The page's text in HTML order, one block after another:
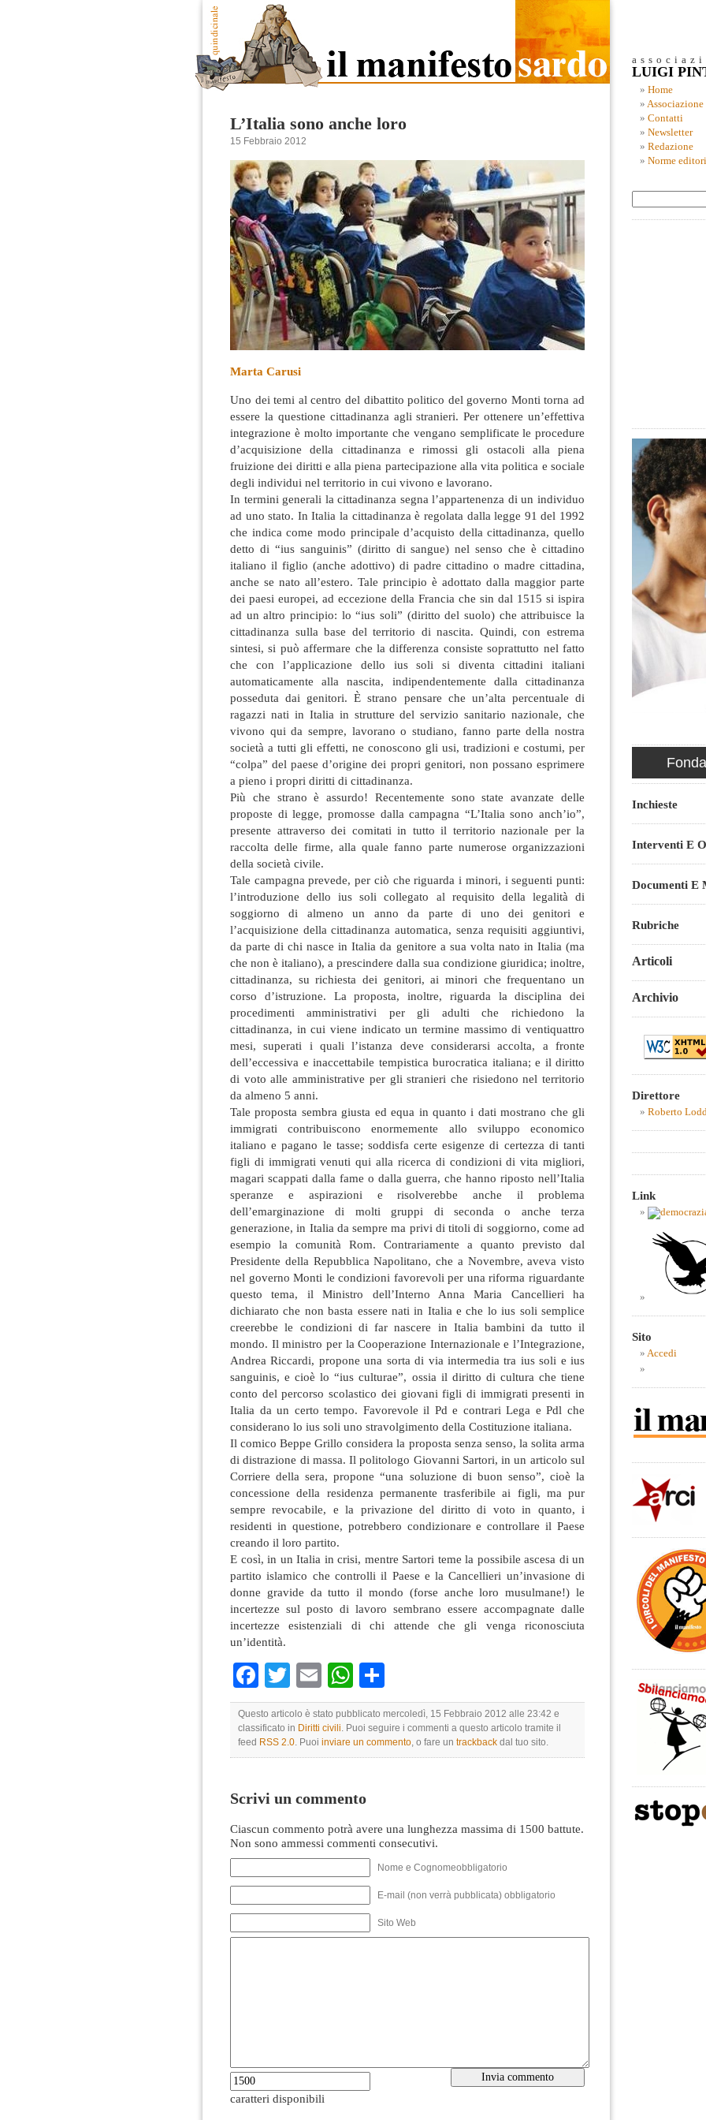
L’Italia sono anche loro
15 Febbraio 2012
Marta Carusi
Uno dei temi al centro del dibattito politico del governo Monti torna ad
essere la questione cittadinanza agli stranieri. Per ottenere un’effettiva
integrazione è molto importante che vengano semplificate le procedure
d’acquisizione della cittadinanza e rimossi gli ostacoli alla piena
fruizione dei diritti e alla piena partecipazione alla vita politica e sociale
degli individui nel territorio in cui vivono e lavorano.
In termini generali la cittadinanza segna l’appartenenza di un individuo
ad uno stato. In Italia la cittadinanza è regolata dalla legge 91 del 1992
che indica come modo principale d’acquisto della cittadinanza, quello
detto di “ius sanguinis” (diritto di sangue) nel senso che è cittadino
italiano il figlio (anche adottivo) di padre cittadino o madre cittadina,
anche se nato all’estero. Tale principio è adottato dalla maggior parte
dei paesi europei, ad eccezione della Francia che sin dal 1515 si ispira
ad un altro principio: lo “ius soli” (diritto del suolo) che attribuisce la
cittadinanza sulla base del territorio di nascita. Quindi, con estrema
sintesi, si può affermare che la differenza consiste soprattutto nel fatto
che con l’applicazione dello ius soli si diventa cittadini italiani
automaticamente alla nascita, indipendentemente dalla cittadinanza
posseduta dai genitori. È strano pensare che un’alta percentuale di
ragazzi nati in Italia in strutture del servizio sanitario nazionale, che
vivono qui da sempre, lavorano o studiano, fanno parte della nostra
società a tutti gli effetti, ne conoscono gli usi, tradizioni e costumi, per
“colpa” del paese d’origine dei propri genitori, non possano esprimere
a pieno i propri diritti di cittadinanza.
Più che strano è assurdo! Recentemente sono state avanzate delle
proposte di legge, promosse dalla campagna “L’Italia sono anch’io”,
presente attraverso dei comitati in tutto il territorio nazionale per la
raccolta delle firme, alla quale fanno parte numerose organizzazioni
della società civile.
Tale campagna prevede, per ciò che riguarda i minori, i seguenti punti:
l’introduzione dello ius soli collegato al requisito della legalità di
soggiorno di almeno un anno da parte di uno dei genitori e
l’acquisizione della cittadinanza automatica, senza requisiti aggiuntivi,
da parte di chi nasce in Italia da genitore a sua volta nato in Italia (ma
che non è italiano), a prescindere dalla sua condizione giuridica; inoltre,
cittadinanza, su richiesta dei genitori, ai minori che frequentano un
corso d’istruzione. La proposta, inoltre, riguarda la disciplina dei
procedimenti amministrativi per gli adulti che richiedono la
cittadinanza, in cui viene indicato un termine massimo di ventiquattro
mesi, superati i quali l’istanza deve considerarsi accolta, a fronte
dell’eccessiva e inaccettabile tempistica burocratica italiana; e il diritto
di voto alle amministrative per gli stranieri che risiedono nel territorio
da almeno 5 anni.
Tale proposta sembra giusta ed equa in quanto i dati mostrano che gli
immigrati contribuiscono enormemente allo sviluppo economico
italiano e pagano le tasse; soddisfa certe esigenze di certezza di tanti
figli di immigrati venuti qui alla ricerca di condizioni di vita migliori,
magari scappati dalla fame o dalla guerra, che hanno riposto nell’Italia
speranze e aspirazioni e risolverebbe anche il problema
dell’emarginazione di molti gruppi di seconda o anche terza
generazione, in Italia da sempre ma privi di titoli di soggiorno, come ad
esempio la comunità Rom. Contrariamente a quanto previsto dal
Presidente della Repubblica Napolitano, che a Novembre, aveva visto
nel governo Monti le condizioni favorevoli per una riforma riguardante
questo tema, il Ministro dell’Interno Anna Maria Cancellieri ha
dichiarato che non basta essere nati in Italia e che lo ius soli semplice
creerebbe le condizioni di far nascere in Italia bambini da tutto il
mondo. Il ministro per la Cooperazione Internazionale e l’Integrazione,
Andrea Riccardi, propone una sorta di via intermedia tra ius soli e ius
sanguinis, e cioè lo “ius culturae”, ossia il diritto di cultura che tiene
conto del percorso scolastico dei giovani figli di immigrati presenti in
Italia da un certo tempo. Favorevole il Pd e contrari Lega e Pdl che
considerano lo ius soli uno stravolgimento della Costituzione italiana.
Il comico Beppe Grillo considera la proposta senza senso, la solita arma
di distrazione di massa. Il politologo Giovanni Sartori, in un articolo sul
Corriere della sera, propone “una soluzione di buon senso”, cioè la
concessione della residenza permanente trasferibile ai figli, ma pur
sempre revocabile, e la privazione del diritto di voto in quanto, i
residenti in questione, potrebbero condizionare e controllare il Paese
creando il loro partito.
E così, in un Italia in crisi, mentre Sartori teme la possibile ascesa di un
partito islamico che controlli il Paese e la Cancellieri un’invasione di
donne gravide da tutto il mondo (forse anche loro musulmane!) le
incertezze sul posto di lavoro sembrano essere accompagnate dalle
incertezze esistenziali di chi attende che gli venga riconosciuta
un’identità.
Facebook
TwitterEmailWhatsApp
Questo articolo è stato pubblicato mercoledì, 15 Febbraio 2012 alle 23:42 e
classificato in Diritti civili. Puoi seguire i commenti a questo articolo tramite il
feed RSS 2.0. Puoi inviare un commento, o fare un trackback dal tuo sito.
Scrivi un commento
Ciascun commento potrà avere una lunghezza massima di 1500 battute.
Non sono ammessi commenti consecutivi.
Nome e Cognomeobbligatorio
E-mail (non verrà pubblicata) obbligatorio
Sito Web
caratteri disponibili
LUIGI
Home
Associazione
Contatti
Newsletter
Redazione
Norme
Inchieste
Interventi E
Documenti E
Rubriche
Articoli
Archivio
Direttore
Roberto
Link
Sito
Accedi